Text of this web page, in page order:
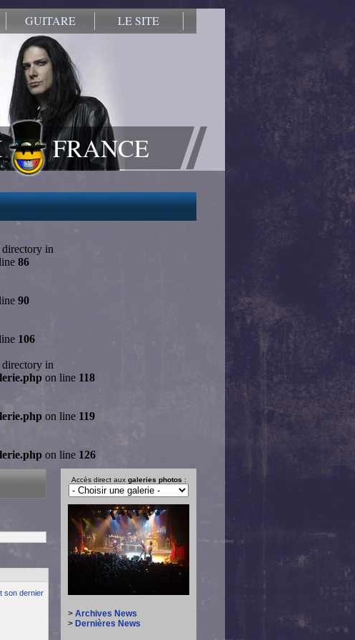
GUITARE LE SITE
FRANCE
in
86
90
106
in
on line 118
on line 119
on line 126
son dernier
Accès direct aux galeries photos :
> Archives News
> Dernières News